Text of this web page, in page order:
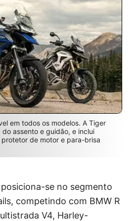
em todos os modelos. A Tiger
assento e guidão, e inclui
de motor e para-brisa
se no segmento
competindo com BMW R
V4, Harley-